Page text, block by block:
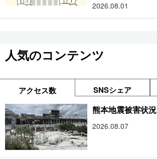
2026.08.01
人気のコンテンツ
アクセス数 SNSシェア
熊本地震被害状況
2026.08.07